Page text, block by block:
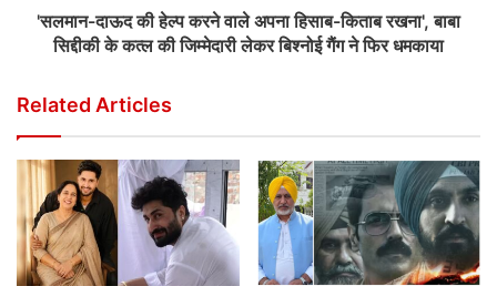
'सलमान-दाऊद की हेल्प करने वाले अपना हिसाब-किताब रखना', बाबा
सिद्दीकी के कत्ल की जिम्मेदारी लेकर बिश्नोई गैंग ने फिर धमकाया
Related Articles